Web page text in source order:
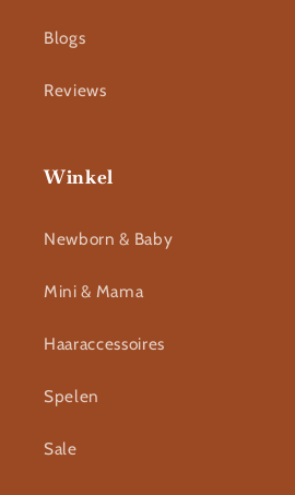
Blogs
Reviews
Winkel
Newborn & Baby
Mini & Mama
Haaraccessoires
Spelen
Sale